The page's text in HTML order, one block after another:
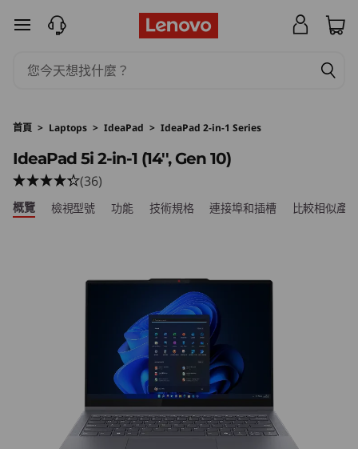
o
v
o
跳至主要內容
首頁 > Laptops > IdeaPad > IdeaPad 2-in-1 Series
IdeaPad 5i 2-in-1 (14'', Gen 10)
(36)
概覽 檢視型號 功能 技術規格 連接埠和插槽 比較相似產品